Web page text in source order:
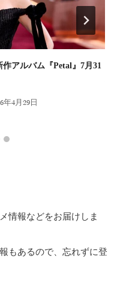
アルバム『petal』7月31
年4月29日
情報などをお届けしま
もあるので、忘れずに登